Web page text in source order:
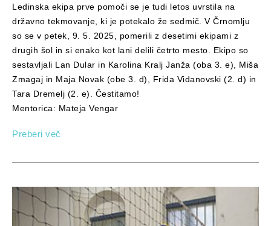
Ledinska ekipa prve pomoči se je tudi letos uvrstila na
državno tekmovanje, ki je potekalo že sedmič. V Črnomlju
so se v petek, 9. 5. 2025, pomerili z desetimi ekipami z
drugih šol in si enako kot lani delili četrto mesto. Ekipo so
sestavljali Lan Dular in Karolina Kralj Janža (oba 3. e), Miša
Zmagaj in Maja Novak (obe 3. d), Frida Vidanovski (2. d) in
Tara Dremelj (2. e). Čestitamo!
Mentorica: Mateja Vengar
Preberi več